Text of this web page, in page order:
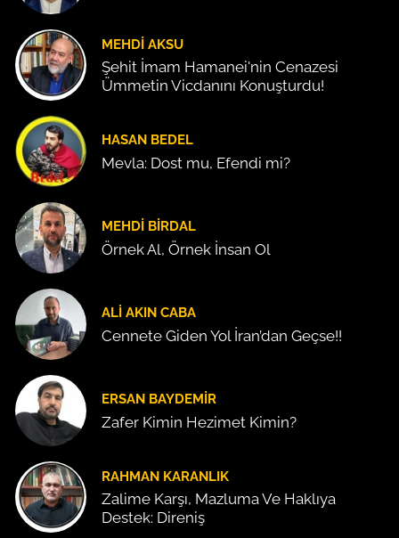
MEHDI AKSU
Şehit İmam Hamanei'nin Cenazesi
Ümmetin Vicdanını Konuşturdu!
HASAN BEDEL
Mevla: Dost mu, Efendi mi?
MEHDI BIRDAL
Örnek Al, Örnek İnsan Ol
ALI AKIN CABA
Cennete Giden Yol İran’dan Geçse!!
ERSAN BAYDEMIR
Zafer Kimin Hezimet Kimin?
RAHMAN KARANLIK
Zalime Karşı, Mazluma Ve Haklıya
Destek: Direniş